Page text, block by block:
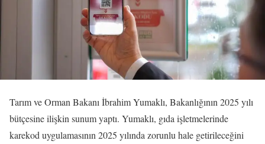
Tarım ve Orman Bakanı İbrahim Yumaklı, Bakanlığının 2025 yılı
bütçesine ilişkin sunum yaptı. Yumaklı, gıda işletmelerinde
karekod uygulamasının 2025 yılında zorunlu hale getirileceğini